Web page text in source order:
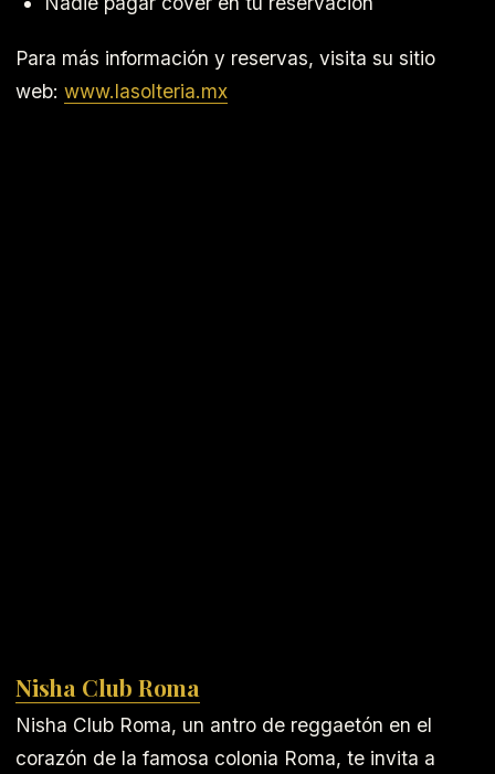
Para más información y reservas, visita su sitio
web: www.lasolteria.mx
Nisha Club Roma
Nisha Club Roma, un antro de reggaetón en el
corazón de la famosa colonia Roma, te invita a